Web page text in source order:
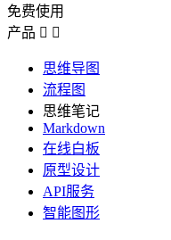
免费使用
产品  
思维导图
流程图
思维笔记
Markdown
在线白板
原型设计
API服务
智能图形